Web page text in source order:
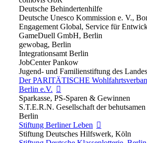
Deutsche Behindertenhilfe
Deutsche Unesco Kommission e. V.,
Engagement Global, Service für
GameDuell GmbH, Berlin
gewobag, Berlin
Integrationsamt Berlin
JobCenter Pankow
Jugend- und Familienstiftung des
Der PARITÄTISCHE
Berlin e.V.
Sparkasse, PS-Sparen & Gewinnen
S.T.E.R.N. Gesellschaft der
Berlin
Stiftung Berliner Leben
Stiftung Deutsches Hilfswerk, Köln